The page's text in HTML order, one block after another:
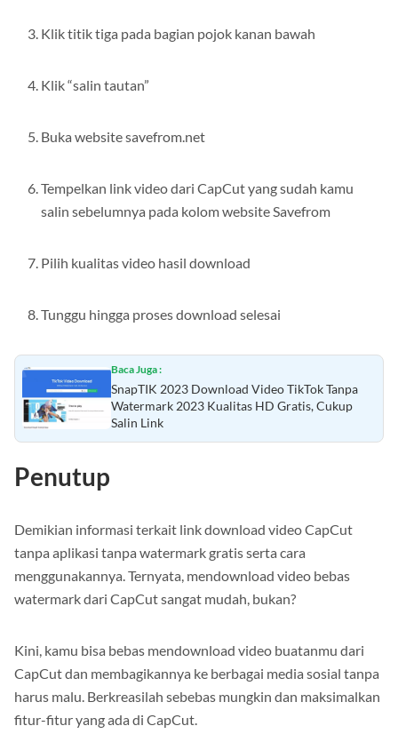
Klik titik tiga pada bagian pojok kanan bawah
Klik “salin tautan”
Buka website savefrom.net
Tempelkan link video dari CapCut yang sudah kamu
salin sebelumnya pada kolom website Savefrom
Pilih kualitas video hasil download
Tunggu hingga proses download selesai
Baca Juga :
SnapTIK 2023 Download Video TikTok Tanpa
Watermark 2023 Kualitas HD Gratis, Cukup
Salin Link
Penutup
Demikian informasi terkait link download video CapCut
tanpa aplikasi tanpa watermark gratis serta cara
menggunakannya. Ternyata, mendownload video bebas
watermark dari CapCut sangat mudah, bukan?
Kini, kamu bisa bebas mendownload video buatanmu dari
CapCut dan membagikannya ke berbagai media sosial tanpa
harus malu. Berkreasilah sebebas mungkin dan maksimalkan
fitur-fitur yang ada di CapCut.